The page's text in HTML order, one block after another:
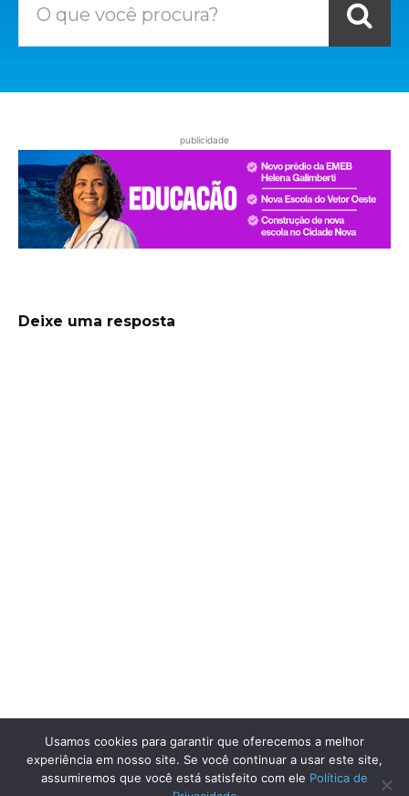
O que você procura?
publicidade
Deixe uma resposta
Usamos cookies para garantir que oferecemos a melhor
experiência em nosso site. Se você continuar a usar este site,
assumiremos que você está satisfeito com ele Política de